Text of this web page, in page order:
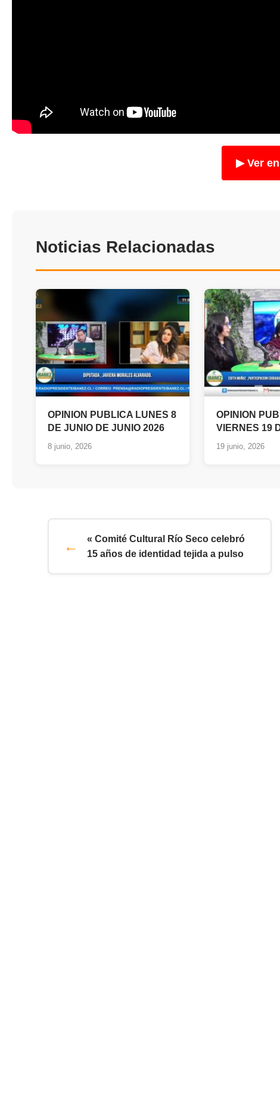
▶ Ver
Noticias Relacionadas
OPINION PUBLICA LUNES 8
DE JUNIO DE JUNIO 2026
8 junio, 2026
OPINION
VIERNES 19
19 junio, 2026
« Comité Cultural Río Seco celebró
15 años de identidad tejida a pulso